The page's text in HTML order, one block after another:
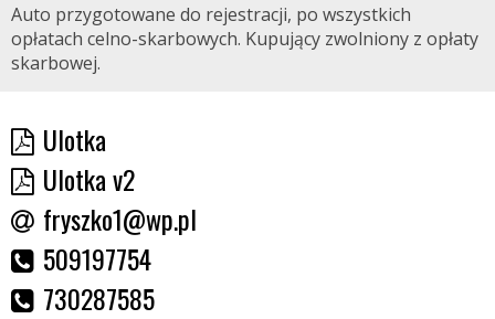
Auto przygotowane do rejestracji, po wszystkich
opłatach celno-skarbowych. Kupujący zwolniony z opłaty
skarbowej.
Ulotka
Ulotka v2
fryszko1@wp.pl
509197754
730287585